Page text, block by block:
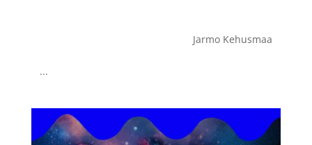
Jarmo Kehusmaa
...